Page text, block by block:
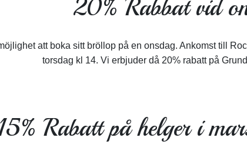
20% Rabbat vid
att boka sitt bröllop på en onsdag. Ankomst till
torsdag kl 14. Vi erbjuder då 20% rabatt på
Rabatt på helger i